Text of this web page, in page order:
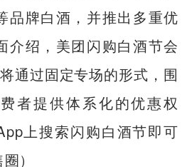
品牌白酒，并推出多重优
介绍，美团闪购白酒节会
通过固定专场的形式，围
者提供体系化的优惠权
上搜索闪购白酒节即可
）